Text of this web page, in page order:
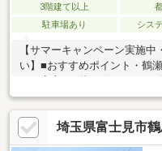
3階建て以上
駐車場あり
シス
【サマーキャンペーン実施
い】■おすすめポイント・鶴
まい・大切なお車も安心のビ
きの対面キッチン・浴室暖房
にも安心の宅配ボックス付き
徒歩9分・ローソン：徒歩4
埼玉県富士見市